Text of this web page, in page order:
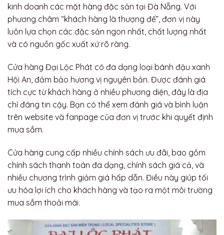
kinh doanh các mặt hàng đặc sản tại Đà Nẵng. Với
phương châm “khách hàng là thượng đế”, đơn vị này
luôn lựa chọn các đặc sản ngon nhất, chất lượng nhất
và có nguồn gốc xuất xứ rõ ràng.
Cửa hàng Đại Lộc Phát có đa dạng loại bánh đậu xanh
Hội An, đảm bảo hương vị nguyên bản. Được đánh giá
tích cực từ khách hàng ở nhiều phương diện, đây là địa
chỉ đáng tin cậy. Bạn có thể xem đánh giá và bình luận
trên website và fanpage của đơn vị trước khi quyết định
mua sắm.
Cửa hàng cung cấp nhiều chính sách ưu đãi, bao gồm
chính sách thanh toán đa dạng, chính sách giá cả, và
nhiều chương trình giảm giá hấp dẫn. Điều này giúp tối
ưu hóa lợi ích cho khách hàng và tạo ra một môi trường
mua sắm thoải mái.